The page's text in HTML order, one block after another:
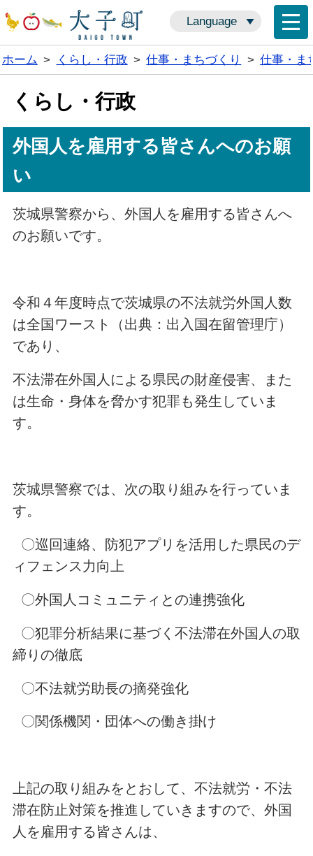
Language
ホーム > くらし・行政 > 仕事・まちづくり > 仕事・ま
くらし・行政
外国人を雇用する皆さんへのお願
い
茨城県警察から、外国人を雇用する皆さんへ
のお願いです。
令和４年度時点で茨城県の不法就労外国人数
は全国ワースト（出典：出入国在留管理庁）
であり、
不法滞在外国人による県民の財産侵害、また
は生命・身体を脅かす犯罪も発生していま
す。
茨城県警察では、次の取り組みを行っていま
す。
〇巡回連絡、防犯アプリを活用した県民のデ
ィフェンス力向上
〇外国人コミュニティとの連携強化
〇犯罪分析結果に基づく不法滞在外国人の取
締りの徹底
〇不法就労助長の摘発強化
〇関係機関・団体への働き掛け
上記の取り組みをとおして、不法就労・不法
滞在防止対策を推進していきますので、外国
人を雇用する皆さんは、